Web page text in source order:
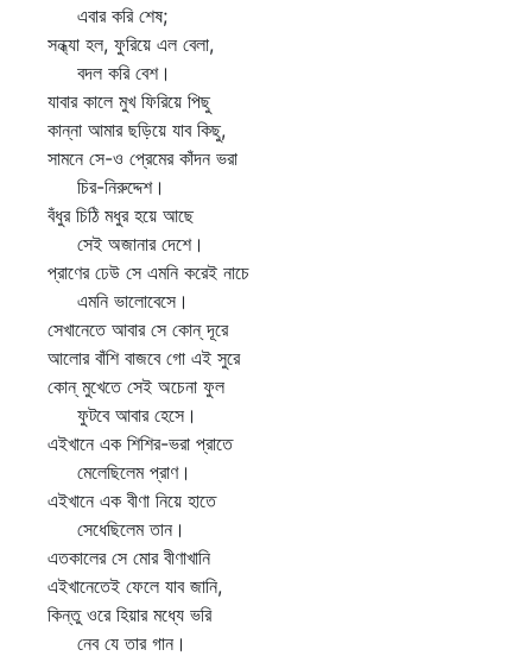
এবার করি শেষ;
সন্ধ্যা হল, ফুরিয়ে এল বেলা,
বদল করি বেশ।
যাবার কালে মুখ ফিরিয়ে পিছু
কান্না আমার ছড়িয়ে যাব কিছু,
সামনে সে-ও প্রেমের কাঁদন ভরা
চির-নিরুদ্দেশ।
বঁধুর চিঠি মধুর হয়ে আছে
সেই অজানার দেশে।
প্রাণের ঢেউ সে এমনি করেই নাচে
এমনি ভালোবেসে।
সেখানেতে আবার সে কোন্‌ দূরে
আলোর বাঁশি বাজবে গো এই সুরে
কোন্‌ মুখেতে সেই অচেনা ফুল
ফুটবে আবার হেসে।
এইখানে এক শিশির-ভরা প্রাতে
মেলেছিলেম প্রাণ।
এইখানে এক বীণা নিয়ে হাতে
সেধেছিলেম তান।
এতকালের সে মোর বীণাখানি
এইখানেতেই ফেলে যাব জানি,
কিন্তু ওরে হিয়ার মধ্যে ভরি
নেব যে তার গান।